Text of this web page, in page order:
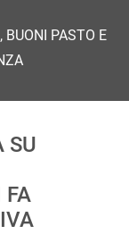
BUONI PASTO E
SU
FA